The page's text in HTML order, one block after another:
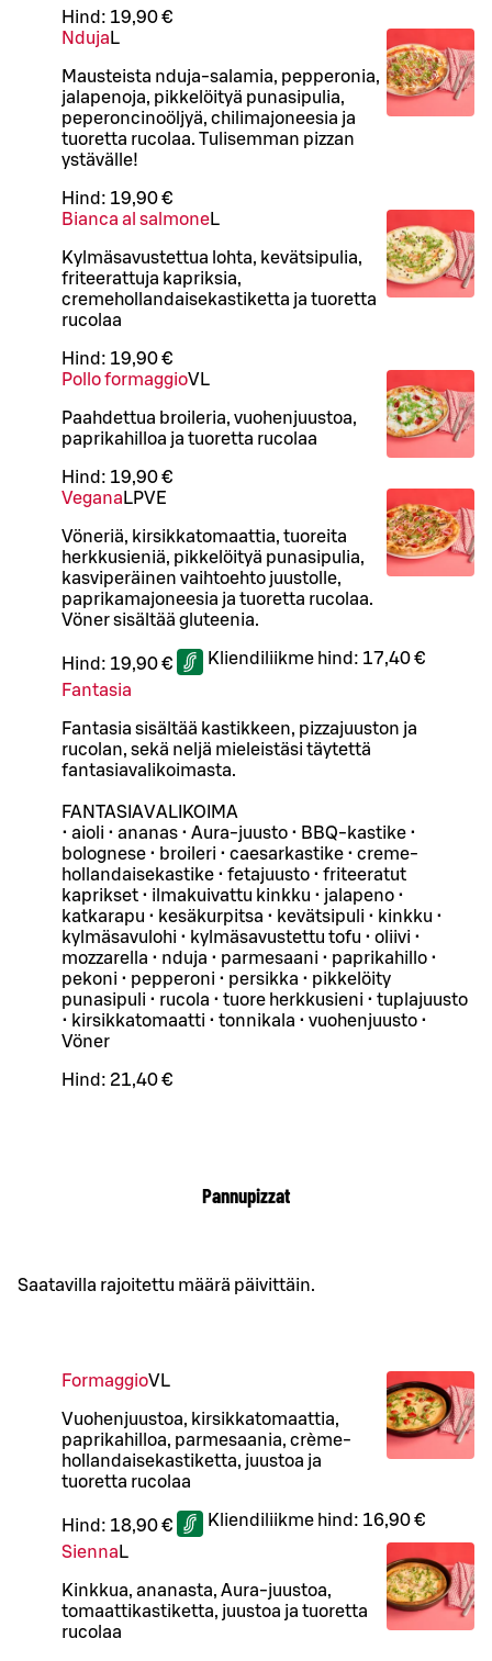
Hind: 19,90 €
Nduja L
Mausteista nduja-salamia, pepperonia,
jalapenoja, pikkelöityä punasipulia,
peperoncinoöljyä, chilimajoneesia ja
tuoretta rucolaa. Tulisemman pizzan
ystävälle!
Hind: 19,90 €
Bianca al salmoneL
Kylmäsavustettua lohta, kevätsipulia,
friteerattuja kapriksia,
cremehollandaisekastiketta ja tuoretta
rucolaa
Hind: 19,90 €
Pollo formaggioVL
Paahdettua broileria, vuohenjuustoa,
paprikahilloa ja tuoretta rucolaa
Hind: 19,90 €
Vegana LPVE
Vöneriä, kirsikkatomaattia, tuoreita
herkkusieniä, pikkelöityä punasipulia,
kasviperäinen vaihtoehto juustolle,
paprikamajoneesia ja tuoretta rucolaa.
Vöner sisältää gluteenia.
Hind: 19,90 € Kliendiliikme hind: 17,40 €
Fantasia
Fantasia sisältää kastikkeen, pizzajuuston ja
rucolan, sekä neljä mieleistäsi täytettä
fantasiavalikoimasta.
FANTASIAVALIKOIMA
• aioli • ananas • Aura-juusto • BBQ-kastike •
bolognese • broileri • caesarkastike • creme-
hollandaisekastike • fetajuusto • friteeratut
kaprikset • ilmakuivattu kinkku • jalapeno •
katkarapu • kesäkurpitsa • kevätsipuli • kinkku •
kylmäsavulohi • kylmäsavustettu tofu • oliivi •
mozzarella • nduja • parmesaani • paprikahillo •
pekoni • pepperoni • persikka • pikkelöity
punasipuli • rucola • tuore herkkusieni • tuplajuusto
• kirsikkatomaatti • tonnikala • vuohenjuusto •
Vöner
Hind: 21,40 €
Pannupizzat
Saatavilla rajoitettu määrä päivittäin.
FormaggioVL
Vuohenjuustoa, kirsikkatomaattia,
paprikahilloa, parmesaania, crème-
hollandaisekastiketta, juustoa ja
tuoretta rucolaa
Hind: 18,90 € Kliendiliikme hind: 16,90 €
Sienna L
Kinkkua, ananasta, Aura-juustoa,
tomaattikastiketta, juustoa ja tuoretta
rucolaa